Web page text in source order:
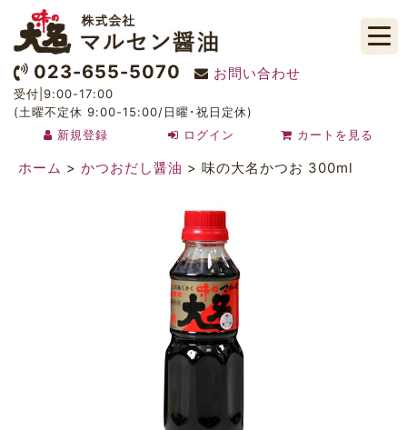
023-655-5070 お問い合わせ
受付|9:00-17:00
(土曜不定休 9:00-15:00/日曜･祝日定休)
新規登録
ログイン カートを見る
ホーム > かつおだし醤油 > 味の大名かつお 300ml